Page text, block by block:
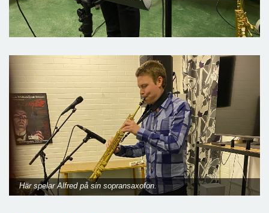
Här spelar Alfred på sin sopransaxofon.